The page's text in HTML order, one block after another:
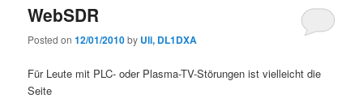
WebSDR
Posted on12/01/2010by Uli, DL1DXA
Für Leute mit PLC- oder Plasma-TV-Störungen ist vielleicht die
Seite